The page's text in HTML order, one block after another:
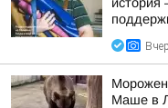
Маше в